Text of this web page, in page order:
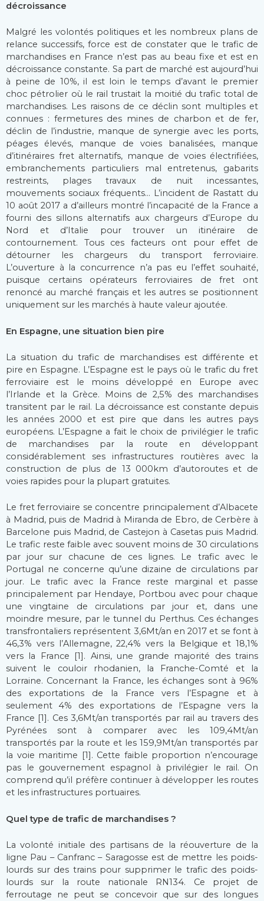
décroissance
Malgré les volontés politiques et les nombreux plans de
relance successifs, force est de constater que le trafic de
marchandises en France n’est pas au beau fixe et est en
décroissance constante. Sa part de marché est aujourd’hui
à peine de 10%, il est loin le temps d’avant le premier
choc pétrolier où le rail trustait la moitié du trafic total de
marchandises. Les raisons de ce déclin sont multiples et
connues : fermetures des mines de charbon et de fer,
déclin de l’industrie, manque de synergie avec les ports,
péages élevés, manque de voies banalisées, manque
d’itinéraires fret alternatifs, manque de voies électrifiées,
embranchements particuliers mal entretenus, gabarits
restreints, plages travaux de nuit incessantes,
mouvements sociaux fréquents… L’incident de Rastatt du
10 août 2017 a d’ailleurs montré l’incapacité de la France a
fourni des sillons alternatifs aux chargeurs d’Europe du
Nord et d’Italie pour trouver un itinéraire de
contournement. Tous ces facteurs ont pour effet de
détourner les chargeurs du transport ferroviaire.
L’ouverture à la concurrence n’a pas eu l’effet souhaité,
puisque certains opérateurs ferroviaires de fret ont
renoncé au marché français et les autres se positionnent
uniquement sur les marchés à haute valeur ajoutée.
En Espagne, une situation bien pire
La situation du trafic de marchandises est différente et
pire en Espagne. L’Espagne est le pays où le trafic du fret
ferroviaire est le moins développé en Europe avec
l’Irlande et la Grèce. Moins de 2,5% des marchandises
transitent par le rail. La décroissance est constante depuis
les années 2000 et est pire que dans les autres pays
européens. L’Espagne a fait le choix de privilégier le trafic
de marchandises par la route en développant
considérablement ses infrastructures routières avec la
construction de plus de 13 000km d’autoroutes et de
voies rapides pour la plupart gratuites.
Le fret ferroviaire se concentre principalement d’Albacete
à Madrid, puis de Madrid à Miranda de Ebro, de Cerbère à
Barcelone puis Madrid, de Castejon à Casetas puis Madrid.
Le trafic reste faible avec souvent moins de 30 circulations
par jour sur chacune de ces lignes. Le trafic avec le
Portugal ne concerne qu’une dizaine de circulations par
jour. Le trafic avec la France reste marginal et passe
principalement par Hendaye, Portbou avec pour chaque
une vingtaine de circulations par jour et, dans une
moindre mesure, par le tunnel du Perthus. Ces échanges
transfrontaliers représentent 3,6Mt/an en 2017 et se font à
46,3% vers l’Allemagne, 22,4% vers la Belgique et 18,1%
vers la France [1]. Ainsi, une grande majorité des trains
suivent le couloir rhodanien, la Franche-Comté et la
Lorraine. Concernant la France, les échanges sont à 96%
des exportations de la France vers l’Espagne et à
seulement 4% des exportations de l’Espagne vers la
France [1]. Ces 3,6Mt/an transportés par rail au travers des
Pyrénées sont à comparer avec les 109,4Mt/an
transportés par la route et les 159,9Mt/an transportés par
la voie maritime [1]. Cette faible proportion n’encourage
pas le gouvernement espagnol à privilégier le rail. On
comprend qu’il préfère continuer à développer les routes
et les infrastructures portuaires.
Quel type de trafic de marchandises ?
La volonté initiale des partisans de la réouverture de la
ligne Pau – Canfranc – Saragosse est de mettre les poids-
lourds sur des trains pour supprimer le trafic des poids-
lourds sur la route nationale RN134. Ce projet de
ferroutage ne peut se concevoir que sur des longues